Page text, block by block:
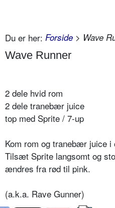
Du er her: Forside > Wave
Wave Runner
2 dele hvid rom
2 dele tranebær juice
top med Sprite / 7-up
Kom rom og tranebær juice i
Tilsæt Sprite langsomt og
ændres fra rød til pink.
(a.k.a. Rave Gunner)